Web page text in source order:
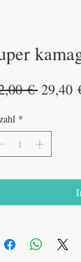
€ 29,40
*